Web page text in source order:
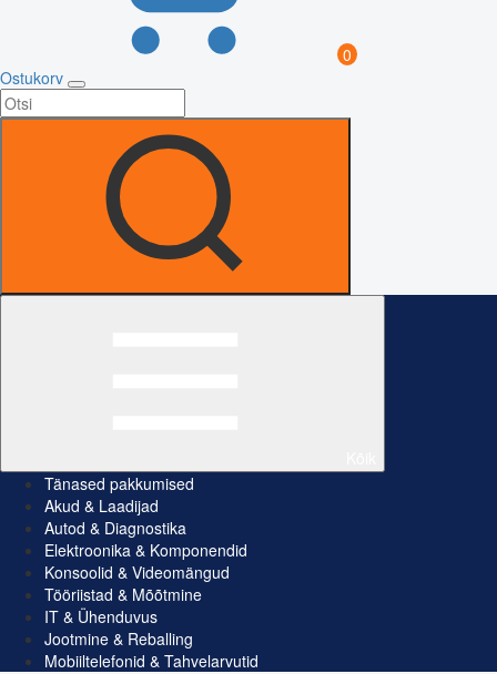
0
Ostukorv
Tänased pakkumised
Akud & Laadijad
Autod & Diagnostika
Elektroonika & Komponendid
Konsoolid & Videomängud
Tööriistad & Mõõtmine
IT & Ühenduvus
Jootmine & Reballing
Mobiiltelefonid & Tahvelarvutid